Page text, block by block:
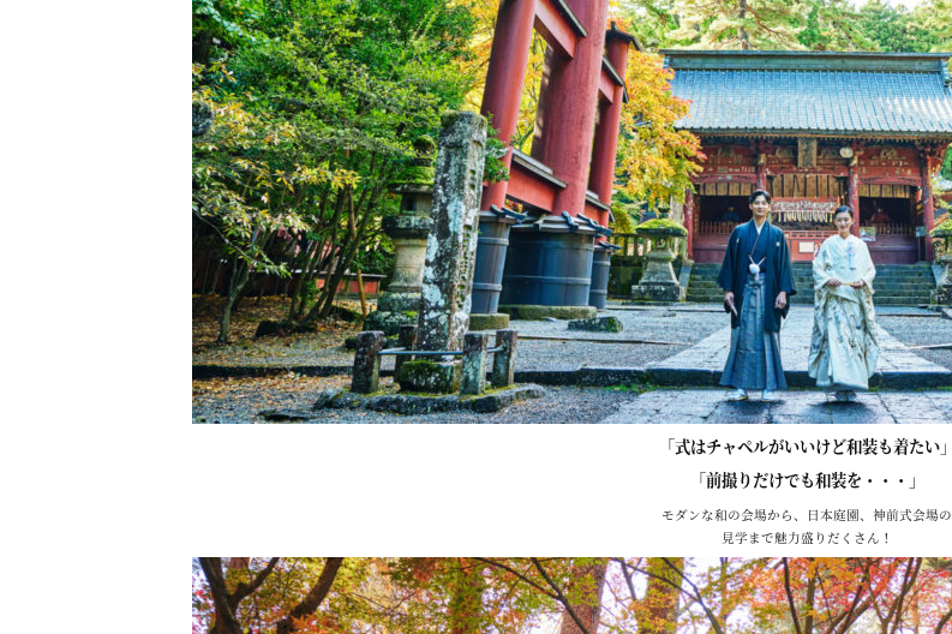
「式はチャペルがいいけど和装も着たい」
「前撮りだけでも和装を・・・」
モダンな和の会場から、日本庭園、神前式会場の
見学まで魅力盛りだくさん！